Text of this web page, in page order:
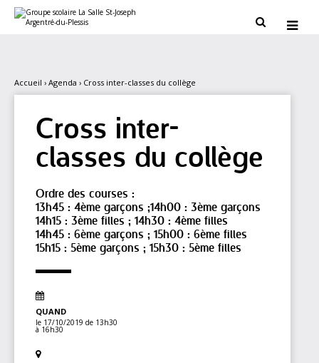
contenu.
personnels
 
Accueil › Agenda › Cross inter-classes du collège
Cross inter-
classes du collège
Ordre des courses :
13h45 : 4ème garçons ;14h00 : 3ème garçons
14h15 : 3ème filles ; 14h30 : 4ème filles
14h45 : 6ème garçons ; 15h00 : 6ème filles
15h15 : 5ème garçons ; 15h30 : 5ème filles
QUAND
le 17/10/2019 de 13h30
à 16h30